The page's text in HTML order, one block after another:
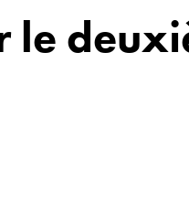
le